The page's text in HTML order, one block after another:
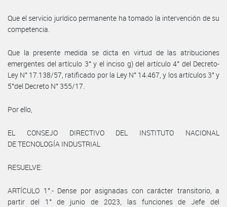
Que el servicio jurídico permanente ha tomado la intervención de su
competencia.
Que la presente medida se dicta en virtud de las atribuciones
emergentes del artículo 3° y el inciso g) del artículo 4° del Decreto-
Ley N° 17.138/57, ratificado por la Ley N° 14.467, y los artículos 3° y
5°del Decreto N° 355/17.
Por ello,
EL CONSEJO DIRECTIVO DEL INSTITUTO NACIONAL
DE TECNOLOGÍA INDUSTRIAL
RESUELVE:
ARTÍCULO 1°.- Dense por asignadas con carácter transitorio, a
partir del 1° de junio de 2023, las funciones de Jefe del